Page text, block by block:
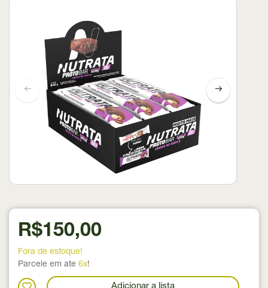
R$150,00
Fora de estoque!
Parcele em ate 6x!